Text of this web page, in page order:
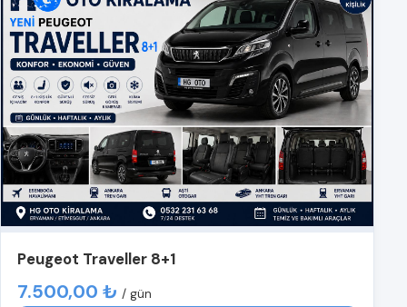
Peugeot Traveller 8+1
7.500,00 ₺ / gün